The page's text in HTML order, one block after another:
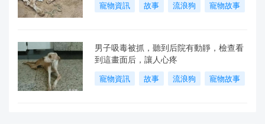
寵物資訊 故事 流浪狗
寵物故事
男子吸毒被抓，聽到后院有動靜，檢查看
到這畫面后，讓人心疼
寵物資訊 故事 流浪狗
寵物故事